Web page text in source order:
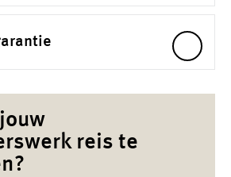
reis te